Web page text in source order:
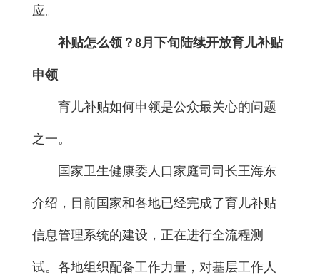
应。
补贴怎么领？8月下旬陆续开放育儿补贴
申领
育儿补贴如何申领是公众最关心的问题
之一。
国家卫生健康委人口家庭司司长王海东
介绍，目前国家和各地已经完成了育儿补贴
信息管理系统的建设，正在进行全流程测
试。各地组织配备工作力量，对基层工作人